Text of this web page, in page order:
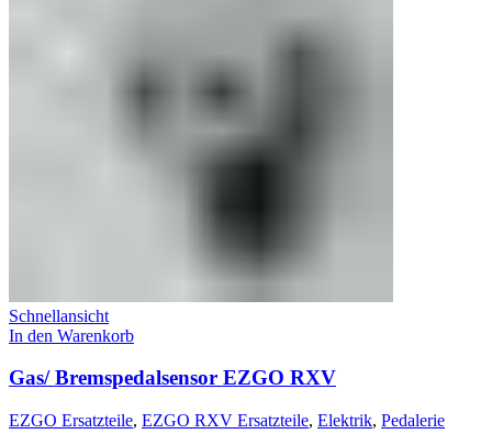
Schnellansicht
In den Warenkorb
Gas/ Bremspedalsensor EZGO RXV
EZGO Ersatzteile, EZGO RXV Ersatzteile, Elektrik, Pedalerie